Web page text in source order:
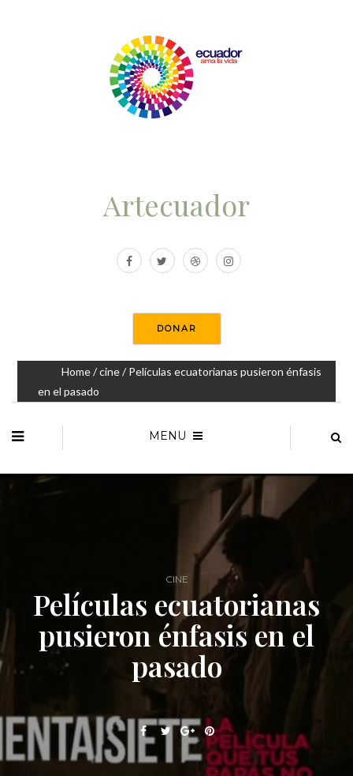
Artecuador
DONAR
Home/cine/ Películas ecuatorianas pusieron énfasis
en el pasado
MENU
CINE
Películas ecuatorianas
pusieron énfasis en el
pasado